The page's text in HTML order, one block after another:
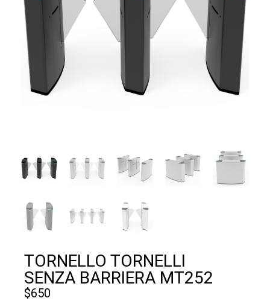
TORNELLO TORNELLI
SENZA BARRIERA MT252
$650